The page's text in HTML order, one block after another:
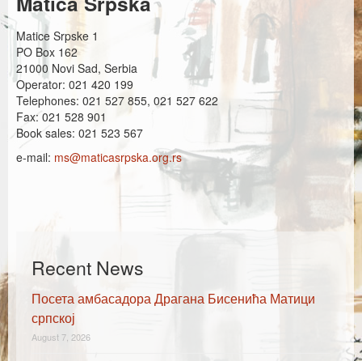
Каталог издања
Летопис Матице српске
Гласник Матице српске
Е-издања
Вести
Најаве
Matice Srpske 1
PO Box 162
21000 Novi Sad, Serbia
Operator: 021 420 199
Telephones: 021 527 855, 021 527 622
Fax: 021 528 901
Book sales: 021 523 567
e-mail: ms@maticasrpska.org.rs
Recent News
Посета амбасадора Драгана Бисенића Матици
српској
August 7, 2026